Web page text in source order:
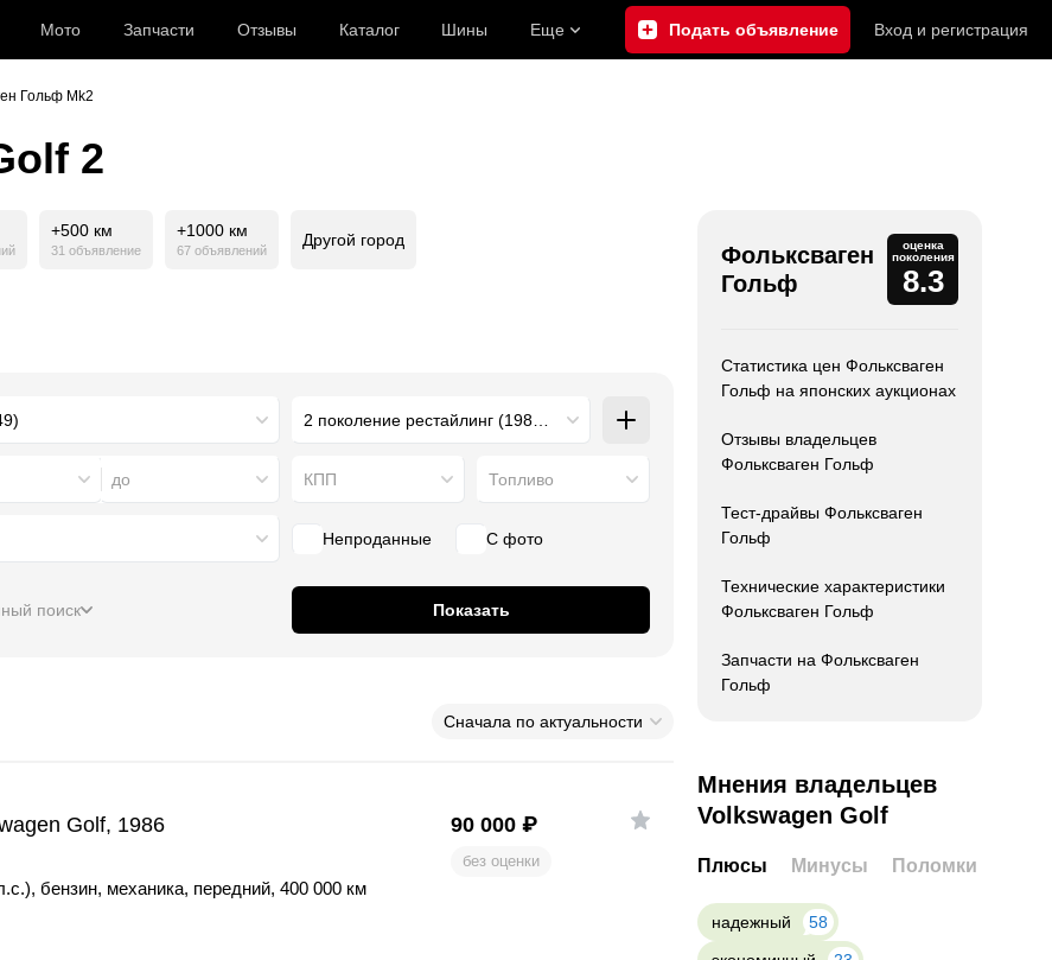
Мото Запчасти Отзывы Каталог Шины Еще Подать объявление Вход и регистрация
Гольф Mk2
2
+500 км
31 объявление
+1000 км
67 объявлений
Другой город
2 поколение рестайлинг (1987 - 1992), 2 поколение (1983 - 1987)
до КПП Топливо
Непроданные С фото
поиск Показать
Сначала по актуальности
Golf, 1986
, бензин, механика, передний, 400 000 км
90 000 ₽
без оценки
Фольксваген
Гольф
оценка
поколения
8.3
Статистика цен Фольксваген
Гольф на японских аукционах
Отзывы владельцев
Фольксваген Гольф
Тест-драйвы Фольксваген
Гольф
Технические характеристики
Фольксваген Гольф
Запчасти на Фольксваген
Гольф
Мнения владельцев
Volkswagen Golf
Плюсы Минусы Поломки
надежный
58